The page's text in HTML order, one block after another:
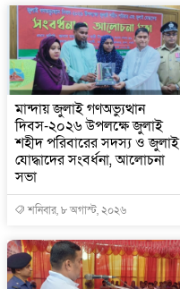
মান্দায় জুলাই গণঅভ্যুত্থান
দিবস-২০২৬ উপলক্ষে জুলাই
শহীদ পরিবারের সদস্য ও জুলাই
যোদ্ধাদের সংবর্ধনা, আলোচনা
সভা
শনিবার, ৮ অগাস্ট, ২০২৬